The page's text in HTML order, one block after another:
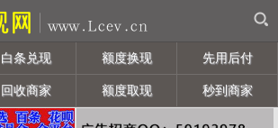
白条兑现 额度换现 先用后付
回收商家 额度取现 秒到商家